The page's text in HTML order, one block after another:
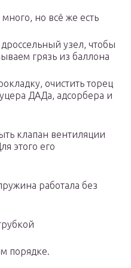
но всё же есть
узел, чтобы
грязь из баллона
очистить торец
ДАДа, адсорбера и
клапан вентиляции
этого его
работала без
порядке.